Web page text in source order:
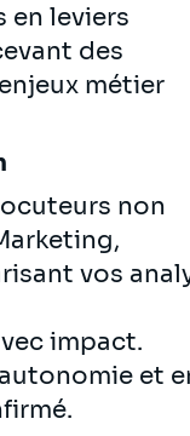
en leviers
des
métier
non
vos
impact.
et